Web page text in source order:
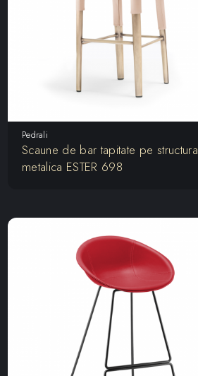
Pedrali
Scaune de bar tapitate pe structura
metalica ESTER 698